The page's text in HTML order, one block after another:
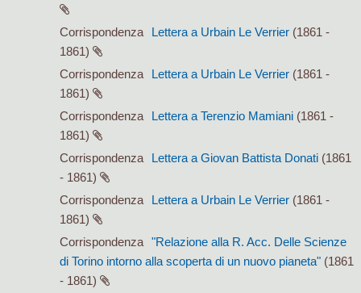
Corrispondenza Lettera a Urbain Le Verrier (1861 -
1861)
Corrispondenza
Lettera a Urbain Le Verrier (1861 -
1861)
Corrispondenza
Lettera a Terenzio Mamiani (1861 -
1861)
Corrispondenza
Lettera a Giovan Battista Donati (1861
- 1861)
Corrispondenza
Lettera a Urbain Le Verrier (1861 -
1861)
Corrispondenza
"Relazione alla R. Acc. Delle Scienze
di Torino intorno alla scoperta di un nuovo pianeta" (1861
- 1861)